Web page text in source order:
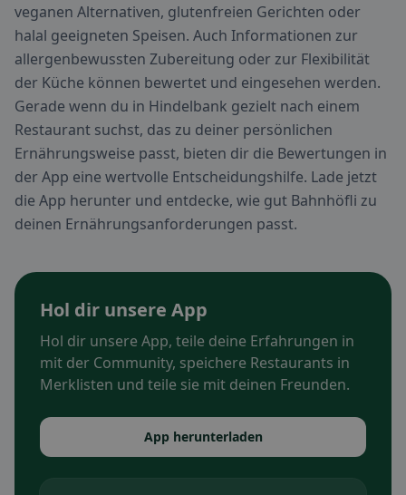
veganen Alternativen, glutenfreien Gerichten oder
halal geeigneten Speisen. Auch Informationen zur
allergenbewussten Zubereitung oder zur Flexibilität
der Küche können bewertet und eingesehen werden.
Gerade wenn du in Hindelbank gezielt nach einem
Restaurant suchst, das zu deiner persönlichen
Ernährungsweise passt, bieten dir die Bewertungen in
der App eine wertvolle Entscheidungshilfe. Lade jetzt
die App herunter und entdecke, wie gut Bahnhöfli zu
deinen Ernährungsanforderungen passt.
Hol dir unsere App
Hol dir unsere App, teile deine Erfahrungen in
mit der Community, speichere Restaurants in
Merklisten und teile sie mit deinen Freunden.
App herunterladen